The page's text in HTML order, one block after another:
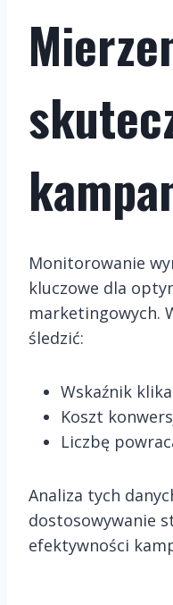
Monitorowanie
kluczowe dla
marketingowych.
śledzić:
Wskaźnik
Koszt
Liczbę
Analiza tych
dostosowywanie
efektywności